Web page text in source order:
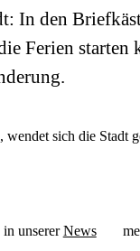
In den
Ferien starten
sich die Stadt
unsererNews